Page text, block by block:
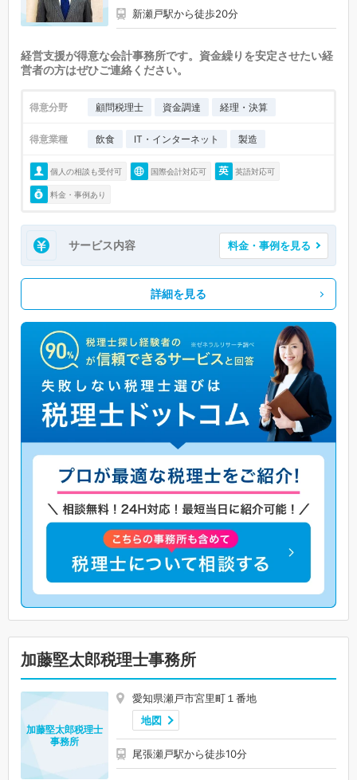
新瀬戸駅から徒歩20分
経営支援が得意な会計事務所です。資金繰りを安定させたい経
営者の方はぜひご連絡ください。
得意分野 顧問税理士 資金調達 経理・決算
得意業種 飲食 IT・インターネット 製造
個人の相談も受付可 国際会計対応可 英語対応可
料金・事例あり
サービス内容 料金・事例を見る
詳細を見る
加藤堅太郎税理士事務所
愛知県瀬戸市宮里町１番地
地図
尾張瀬戸駅から徒歩10分
加藤堅太郎税理士
事務所